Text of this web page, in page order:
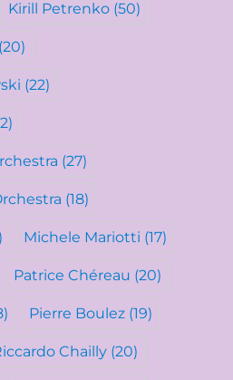
Kirill Petrenko (50)
(20)
(22)
(27)
(18)
Michele Mariotti (17)
Patrice Chéreau (20)
Pierre Boulez (19)
Chailly (20)